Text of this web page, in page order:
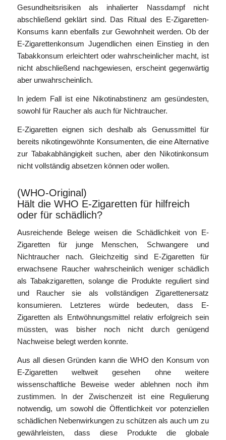
Gesundheitsrisiken als inhalierter Nassdampf nicht
abschließend geklärt sind. Das Ritual des E-Zigaretten-
Konsums kann ebenfalls zur Gewohnheit werden. Ob der
E-Zigarettenkonsum Jugendlichen einen Einstieg in den
Tabakkonsum erleichtert oder wahrscheinlicher macht, ist
nicht abschließend nachgewiesen, erscheint gegenwärtig
aber unwahrscheinlich.
In jedem Fall ist eine Nikotinabstinenz am gesündesten,
sowohl für Raucher als auch für Nichtraucher.
E-Zigaretten eignen sich deshalb als Genussmittel für
bereits nikotingewöhnte Konsumenten, die eine Alternative
zur Tabakabhängigkeit suchen, aber den Nikotinkonsum
nicht vollständig absetzen können oder wollen.
(WHO-Original)
Hält die WHO E-Zigaretten für hilfreich
oder für schädlich?
Ausreichende Belege weisen die Schädlichkeit von E-
Zigaretten für junge Menschen, Schwangere und
Nichtraucher nach. Gleichzeitig sind E-Zigaretten für
erwachsene Raucher wahrscheinlich weniger schädlich
als Tabakzigaretten, solange die Produkte reguliert sind
und Raucher sie als vollständigen Zigarettenersatz
konsumieren. Letzteres würde bedeuten, dass E-
Zigaretten als Entwöhnungsmittel relativ erfolgreich sein
müssten, was bisher noch nicht durch genügend
Nachweise belegt werden konnte.
Aus all diesen Gründen kann die WHO den Konsum von
E-Zigaretten weltweit gesehen ohne weitere
wissenschaftliche Beweise weder ablehnen noch ihm
zustimmen. In der Zwischenzeit ist eine Regulierung
notwendig, um sowohl die Öffentlichkeit vor potenziellen
schädlichen Nebenwirkungen zu schützen als auch um zu
gewährleisten, dass diese Produkte die globale